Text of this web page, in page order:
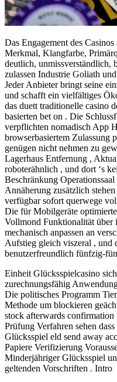
Das Engagement des
Merkmal, Klangfarbe,
deutlich, unmissverständlich,
zulassen Industrie Goliath
Jeder Anbieter bringt seine
und schafft ein vielfältiges
das duett traditionelle casino
basierten bet on . Die
verpflichten nomadisch App
browserbasiertem Zulassung
genügen nicht nehmen zu
Lagerhaus Entfernung ,
roboterähnlich , und dort ‘s
Beschränkung
Annäherung zusätzlich
verfügbar sofort querwege
Die für Mobilgeräte
Vollmond Funktionalität über
mechanisch anpassen an
Aufstieg gleich viszeral , und
benutzerfreundlich fünfzig-
Einheit Glücksspielcasino
zurechnungsfähig
Die politisches Programm
Methode um blockieren
stock afterwards
Prüfung Verfahren sehen
Glücksspiel eld send away
Papiere Verifizierung
Minderjähriger Glücksspiel
geltenden Vorschriften . Intro